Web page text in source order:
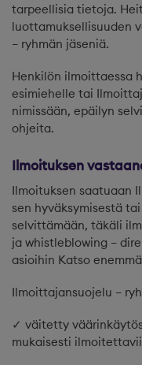
tarpeellisia tietoja.
luottamuksellisuuden
– ryhmän jäseniä.
Henkilön ilmoittaessa
esimiehelle tai
nimissään, epäilyn
ohjeita.
Ilmoituksen
Ilmoituksen saatuaan
sen hyväksymisestä
selvittämään, täkäli
ja whistleblowing –
asioihin Katso
Ilmoittajansuojelu –
✓ väitetty
mukaisesti